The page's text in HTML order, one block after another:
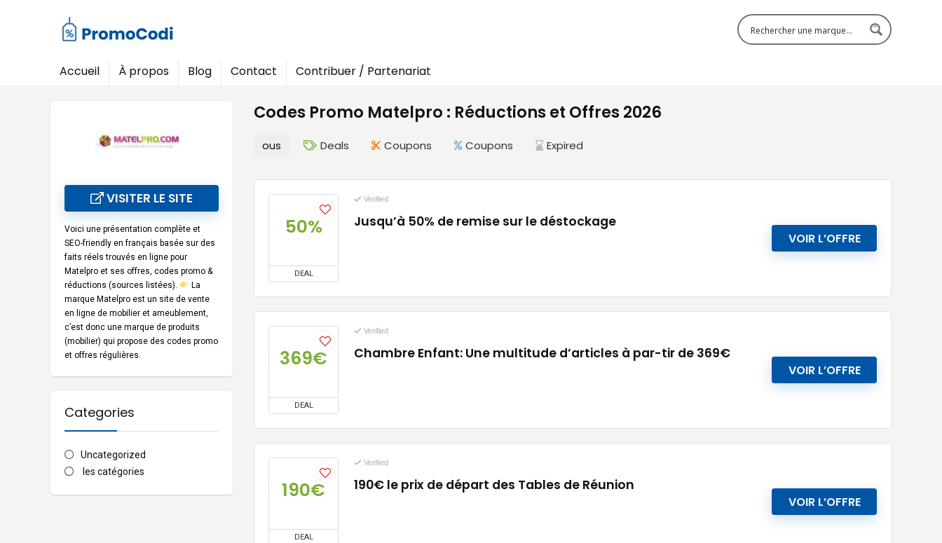
Accueil À propos Blog Contact Contribuer / Partenariat
Codes Promo Matelpro : Réductions et Offres 2026
VISITER LE SITE
Voici une présentation complète et
SEO-friendly en français basée sur des
faits réels trouvés en ligne pour
Matelpro et ses offres, codes promo &
réductions (sources listées).
La
marque Matelpro est un site de vente
en ligne de mobilier et ameublement
c’est donc une marque de produits
(mobilier) qui propose des codes promo
et offres régulières.
Categories
Uncategorized
les catégories
ous Deals Coupons Coupons Expired
50%
DEAL
Verified
Jusqu’à 50% de remise sur le déstockage
VOIR L’OFFRE
369€
DEAL
Verified
Chambre Enfant: Une multitude d’articles à par-tir de 369€
VOIR L’OFFRE
190€
DEAL
Verified
190€ le prix de départ des Tables de Réunion
VOIR L’OFFRE